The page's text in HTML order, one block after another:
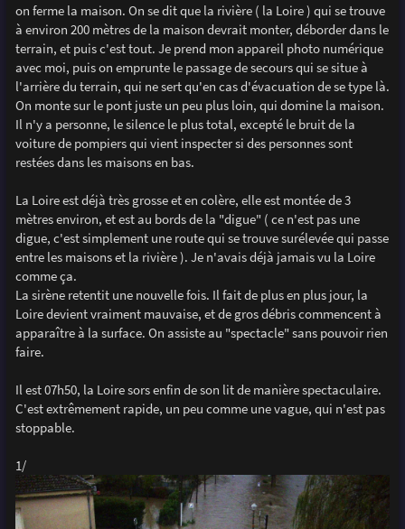
on ferme la maison. On se dit que la rivière ( la Loire ) qui se trouve
à environ 200 mètres de la maison devrait monter, déborder dans le
terrain, et puis c'est tout. Je prend mon appareil photo numérique
avec moi, puis on emprunte le passage de secours qui se situe à
l'arrière du terrain, qui ne sert qu'en cas d'évacuation de se type là.
On monte sur le pont juste un peu plus loin, qui domine la maison.
Il n'y a personne, le silence le plus total, excepté le bruit de la
voiture de pompiers qui vient inspecter si des personnes sont
restées dans les maisons en bas.
La Loire est déjà très grosse et en colère, elle est montée de 3
mètres environ, et est au bords de la "digue" ( ce n'est pas une
digue, c'est simplement une route qui se trouve surélevée qui passe
entre les maisons et la rivière ). Je n'avais déjà jamais vu la Loire
comme ça.
La sirène retentit une nouvelle fois. Il fait de plus en plus jour, la
Loire devient vraiment mauvaise, et de gros débris commencent à
apparaître à la surface. On assiste au "spectacle" sans pouvoir rien
faire.
Il est 07h50, la Loire sors enfin de son lit de manière spectaculaire.
C'est extrêmement rapide, un peu comme une vague, qui n'est pas
stoppable.
1/